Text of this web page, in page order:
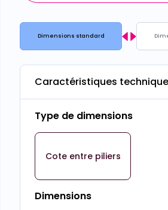
Dimensions standard
Caractéristiques
Type de dimensions
Cote entre piliers
Dimensions